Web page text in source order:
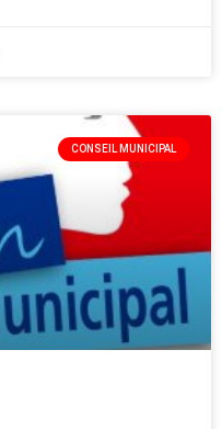
CONSEIL MUNICIPAL